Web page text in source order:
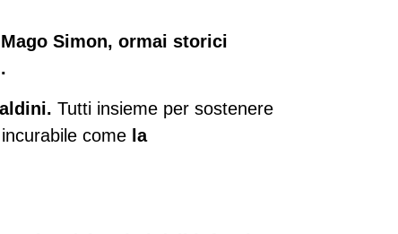
Simon, ormai storici
Tutti insieme per sostenere
come la